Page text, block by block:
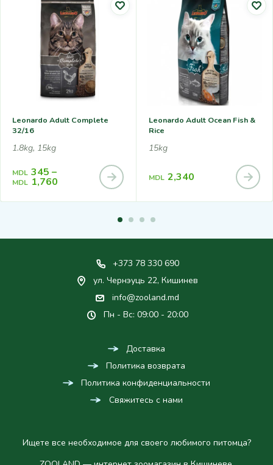
Leonardo Adult Complete
32/16
1.8kg, 15kg
MDL 345 –
MDL 1,760
Leonardo Adult Ocean Fish &
Rice
15kg
MDL 2,340
+373 78 330 690
ул. Чернэуць 22, Кишинев
info@zooland.md
Пн - Вс: 09:00 - 20:00
Доставка
Политика возврата
Политика конфиденциальности
Свяжитесь с нами
Ищете все необходимое для своего любимого питомца?